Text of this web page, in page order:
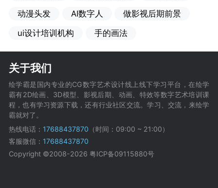
动漫头发
AI数字人
做影视后期前景
ui设计培训机构
手的画法
关于我们
绘学霸是国内专业的CG数字艺术设计线上线下学习平台，在绘学
霸有2D绘画、3D模型、影视后期、动画、特效等数字艺术培训课
程，也有学习资源下载，还有行业社区交流。学习、交流，来绘学
霸就对了。
热线电话： 17688437870 （时间：09:00 ~ 21:00）
客服微信： 17688437870
Copyright ©2008-2026 粤ICP备09115880号